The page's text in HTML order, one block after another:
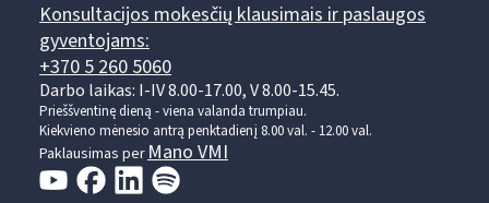
Konsultacijos mokesčių klausimais ir paslaugos
gyventojams:
+370 5 260 5060
Darbo laikas: I-IV 8.00-17.00, V 8.00-15.45.
Prieššventinę dieną - viena valanda trumpiau.
Kiekvieno mėnesio antrą penktadienį 8.00 val. - 12.00 val.
Paklausimas perMano VMI